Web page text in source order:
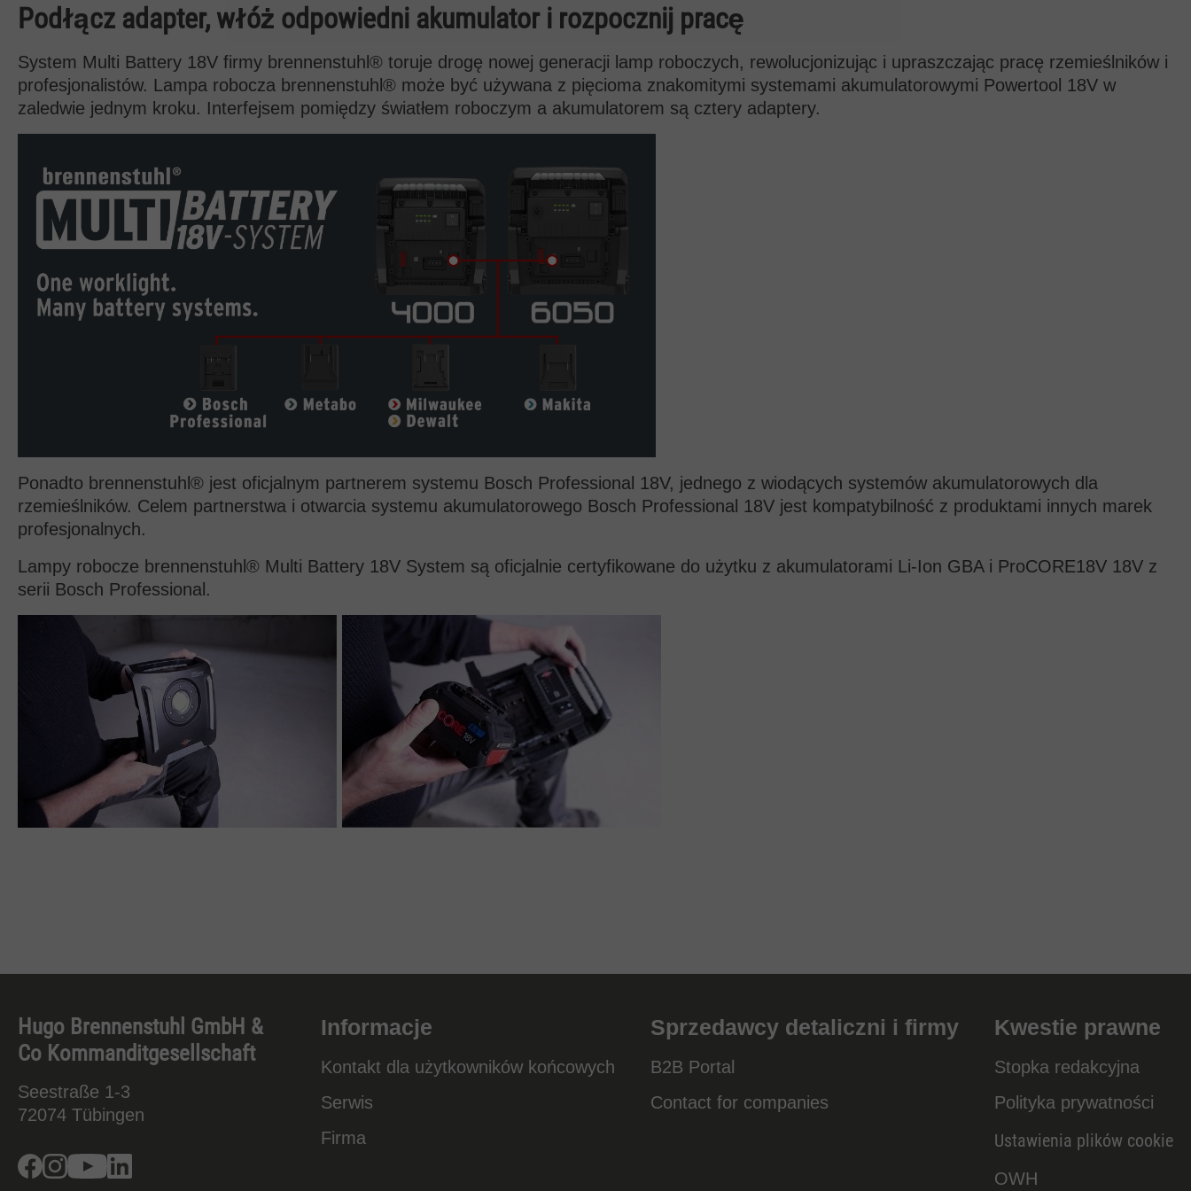
Podłącz adapter, włóż odpowiedni akumulator i rozpocznij pracę
System Multi Battery 18V firmy brennenstuhl® toruje drogę nowej generacji lamp roboczych, rewolucjonizując i upraszczając pracę rzemieślników i
profesjonalistów. Lampa robocza brennenstuhl® może być używana z pięcioma znakomitymi systemami akumulatorowymi Powertool 18V w
zaledwie jednym kroku. Interfejsem pomiędzy światłem roboczym a akumulatorem są cztery adaptery.
Ponadto brennenstuhl® jest oficjalnym partnerem systemu Bosch Professional 18V, jednego z wiodących systemów akumulatorowych dla
rzemieślników. Celem partnerstwa i otwarcia systemu akumulatorowego Bosch Professional 18V jest kompatybilność z produktami innych marek
profesjonalnych.
Lampy robocze brennenstuhl® Multi Battery 18V System są oficjalnie certyfikowane do użytku z akumulatorami Li-Ion GBA i ProCORE18V 18V z
serii Bosch Professional.
Hugo Brennenstuhl GmbH &
Co Kommanditgesellschaft
Seestraße 1-3
72074 Tübingen
Facebook
Instagram
Youtube
Informacje
Kontakt dla użytkowników końcowych
Serwis
Firma
Sprzedawcy detaliczni i firmy
B2B Portal
Contact for companies
Kwestie prawne
Stopka redakcyjna
Polityka prywatności
Ustawienia plików cookie
OWH